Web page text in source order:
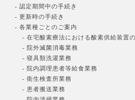
- 認定期間中の手続き
- 更新時の手続き
- 各業種ごとのご案内
- 在宅酸素療法における酸素供給装置
- 院外滅菌消毒業務
- 寝具類洗濯業務
- 院内調理患者等給食業務
- 衛生検査所業務
- 患者搬送業務